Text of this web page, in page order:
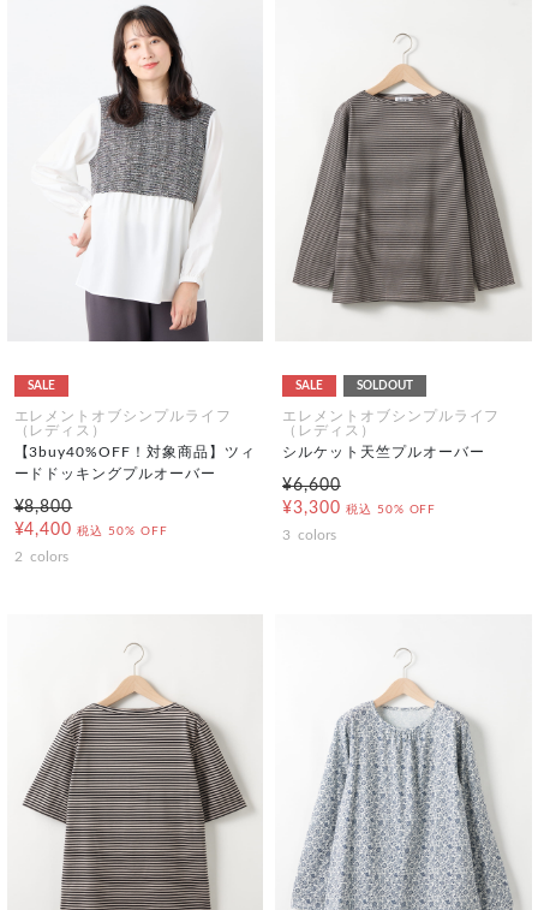
SALE
エレメントオブシンプルライフ
（レディス）
【3buy40%OFF！対象商品】ツィ
ードドッキングプルオーバー
¥8,800
¥4,400 税込 50% OFF
2 colors
SALE SOLDOUT
エレメントオブシンプルライフ
（レディス）
シルケット天竺プルオーバー
¥6,600
¥3,300 税込 50% OFF
3 colors